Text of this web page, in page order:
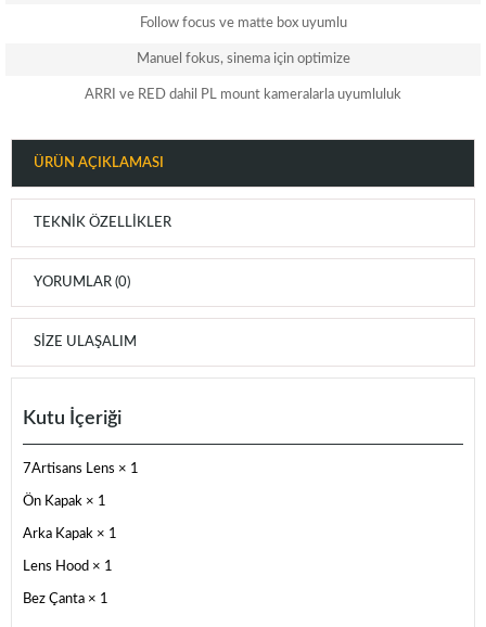
Follow focus ve matte box uyumlu
Manuel fokus, sinema için optimize
ARRI ve RED dahil PL mount kameralarla uyumluluk
ÜRÜN AÇIKLAMASI
TEKNIK ÖZELLIKLER
YORUMLAR (0)
SIZE ULAŞALIM
Kutu İçeriği
7Artisans Lens × 1
Ön Kapak × 1
Arka Kapak × 1
Lens Hood × 1
Bez Çanta × 1